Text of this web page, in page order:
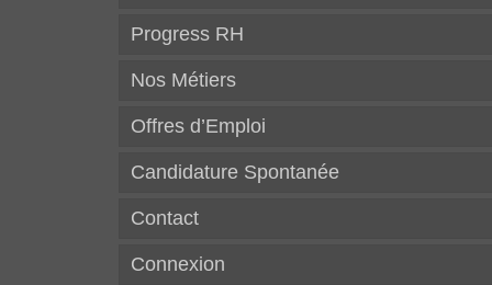
Progress RH
Nos Métiers
Offres d’Emploi
Candidature Spontanée
Contact
Connexion